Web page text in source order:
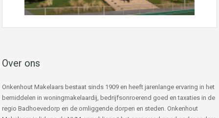
Over ons
Onkenhout Makelaars bestaat sinds 1909 en heeft jarenlange ervaring in het
bemiddelen in woningmakelaardij, bedrijfsonroerend goed en taxaties in de
regio Badhoevedorp en de omliggende dorpen en steden. Onkenhout